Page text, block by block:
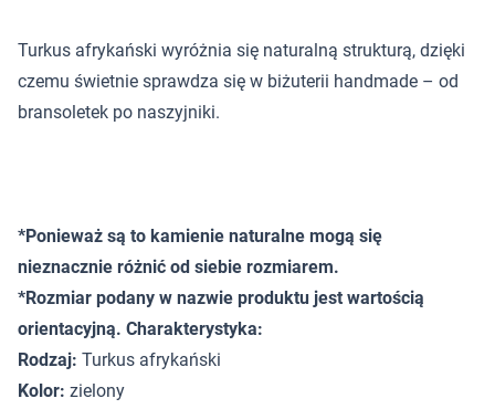
Turkus afrykański wyróżnia się naturalną strukturą, dzięki
czemu świetnie sprawdza się w biżuterii handmade – od
bransoletek po naszyjniki.
*Ponieważ są to kamienie naturalne mogą się
nieznacznie różnić od siebie rozmiarem.
*Rozmiar podany w nazwie produktu jest wartością
orientacyjną. Charakterystyka:
Rodzaj: Turkus afrykański
Kolor: zielony